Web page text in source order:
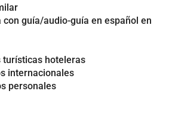
guía/audio-guía en español en
turísticas hoteleras
internacionales
personales